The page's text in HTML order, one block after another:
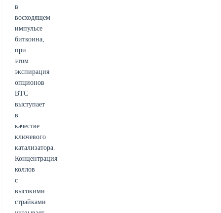
в
восходящем
импульсе
биткоина,
при
этом
экспирация
опционов
BTC
выступает
в
качестве
ключевого
катализатора.
Концентрация
коллов
с
высокими
страйками